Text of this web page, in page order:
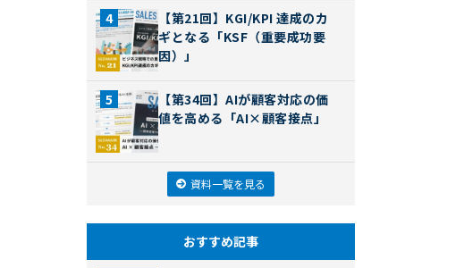
【第21回】KGI/KPI 達成のカ
ギとなる「KSF（重要成功要
因）」
【第34回】AIが顧客対応の価
値を高める「AI×顧客接点」
資料一覧を見る
おすすめ記事